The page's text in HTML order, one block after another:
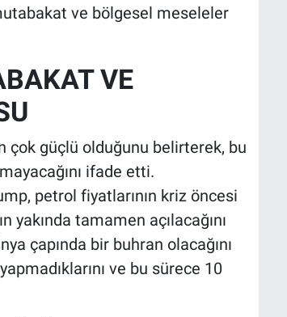
ve bölgesel meseleler
VE
çok güçlü olduğunu belirterek, bu
ifade etti.
petrol fiyatlarının kriz öncesi
yakında tamamen açılacağını
çapında bir buhran olacağını
ve bu sürece 10